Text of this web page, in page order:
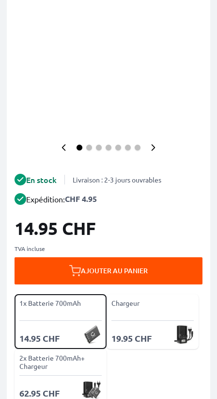
En stock Livraison : 2-3 jours ouvrables
Expédition:CHF 4.95
14.95 CHF
TVA incluse
AJOUTER AU PANIER
1x Batterie 700mAh
14.95 CHF
Chargeur
19.95 CHF
2x Batterie 700mAh+
Chargeur
62.95 CHF